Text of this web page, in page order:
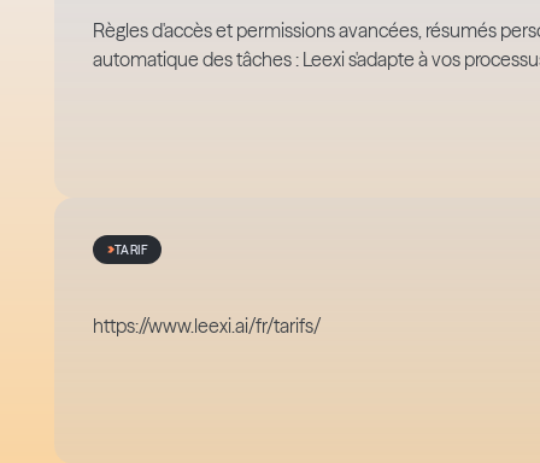
Règles d'accès et permissions avancées, résumés
automatique des tâches : Leexi s'adapte à vos
TARIF
https://www.leexi.ai/fr/tarifs/